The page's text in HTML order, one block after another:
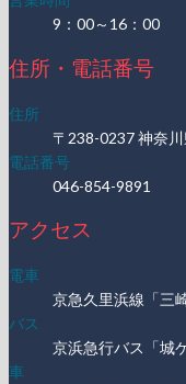
9：00～16：00
住所・電話番号
住所
〒238-0237 神奈
電話番号
046-854-9891
アクセス
電車
京急久里浜線「三
バス
京浜急行バス「城
車